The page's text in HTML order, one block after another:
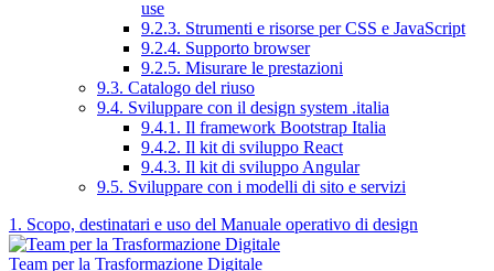
use
9.2.3. Strumenti e risorse per CSS e JavaScript
9.2.4. Supporto browser
9.2.5. Misurare le prestazioni
9.3. Catalogo del riuso
9.4. Sviluppare con il design system .italia
9.4.1. Il framework Bootstrap Italia
9.4.2. Il kit di sviluppo React
9.4.3. Il kit di sviluppo Angular
9.5. Sviluppare con i modelli di sito e servizi
1. Scopo, destinatari e uso del Manuale operativo di design
Team per la Trasformazione Digitale